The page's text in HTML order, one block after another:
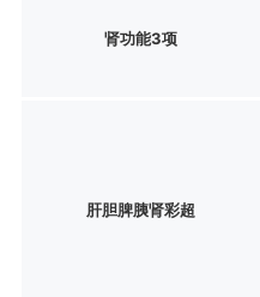
肾功能3项
肝胆脾胰肾彩超